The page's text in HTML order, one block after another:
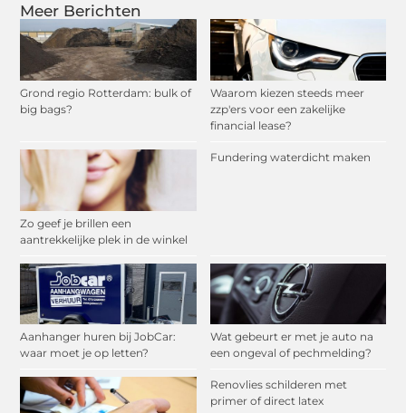
Meer Berichten
Grond regio Rotterdam: bulk of
big bags?
Waarom kiezen steeds meer
zzp'ers voor een zakelijke
financial lease?
Zo geef je brillen een
aantrekkelijke plek in de winkel
Fundering waterdicht maken
Aanhanger huren bij JobCar:
waar moet je op letten?
Wat gebeurt er met je auto na
een ongeval of pechmelding?
Renovlies schilderen met
primer of direct latex